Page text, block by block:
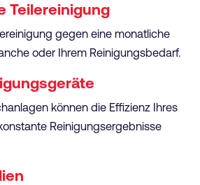
Teilereinigung
gegen eine monatliche
oder Ihrem Reinigungsbedarf.
können die Effizienz Ihres
Reinigungsergebnisse